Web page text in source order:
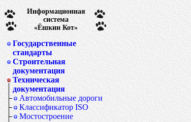
Информационная
система
«Ёшкин Кот»
Государственные
стандарты
Строительная
документация
Техническая
документация
Автомобильные дороги
Классификатор ISO
Мостостроение